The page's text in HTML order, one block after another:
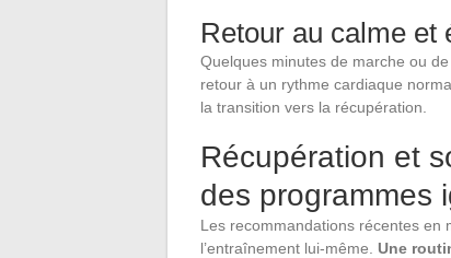
Retour au calme et
Quelques minutes de marche ou
retour à un rythme cardiaque
la transition vers la récupération.
Récupération et
des programmes
Les recommandations récentes en
l’entraînement lui-même. Une